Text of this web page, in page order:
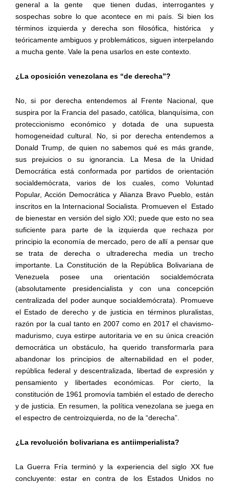
general a la gente
que tienen dudas, interrogantes y
sospechas sobre lo que acontece en mi país. Si bien los
términos izquierda y derecha son filosófica, histórica
y
teóricamente ambiguos y problemáticos, siguen interpelando
a mucha gente. Vale la pena usarlos en este contexto.
¿La oposición venezolana es “de derecha”?
No, si por derecha entendemos al Frente Nacional, que
suspira por la Francia del pasado, católica, blanquísima, con
proteccionismo económico y dotada de una supuesta
homogeneidad cultural. No, si por derecha entendemos a
Donald Trump, de quien no sabemos qué es más grande,
sus prejuicios o su ignorancia. La Mesa de la Unidad
Democrática está conformada por partidos de orientación
socialdemócrata, varios de los cuales, como Voluntad
Popular, Acción Democrática y Alianza Bravo Pueblo, están
inscritos en la Internacional Socialista. Promueven el
Estado
de bienestar en versión del siglo XXI; puede que esto no sea
suficiente para parte de la izquierda que rechaza por
principio la economía de mercado, pero de allí a pensar que
se trata de derecha o ultraderecha media un trecho
importante. La Constitución de la República Bolivariana de
Venezuela posee una orientación socialdemócrata
(absolutamente presidencialista y con una concepción
centralizada del poder aunque socialdemócrata). Promueve
el Estado de derecho y de justicia en términos pluralistas,
razón por la cual tanto en 2007 como en 2017 el chavismo-
madurismo, cuya estirpe autoritaria ve en su única creación
democrática un obstáculo, ha querido transformarla para
abandonar los principios de alternabilidad en el poder,
república federal y descentralizada, libertad de expresión y
pensamiento y libertades económicas. Por cierto, la
constitución de 1961 promovía también el estado de derecho
y de justicia. En resumen, la política venezolana se juega en
el espectro de centroizquierda, no de la “derecha”.
¿La revolución bolivariana es antiimperialista?
La Guerra Fría terminó y la experiencia del siglo XX fue
concluyente: estar en contra de los Estados Unidos no